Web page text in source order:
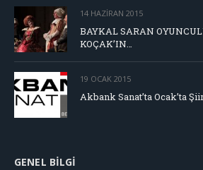
14 HAZIRAN 2015
BAYKAL SARAN
KOÇAK’IN…
19 OCAK 2015
Akbank Sanat’ta Ocak’ta
GENEL BILGI